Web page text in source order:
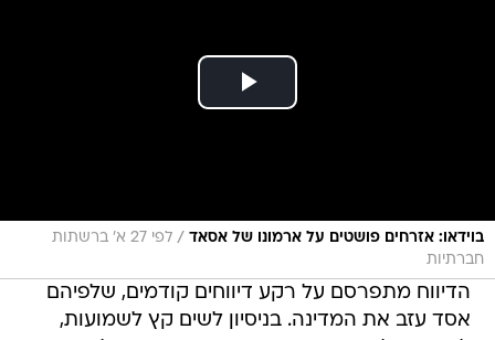
בוידאו: אזרחים פושטים על ארמונו של אסאד /
לפי 27 א' ברשתות
חברתיות
הדיווח מתפרסם על רקע דיווחים קודמים, שלפיהם
אסד עזב את המדינה. בניסיון לשים קץ לשמועות,